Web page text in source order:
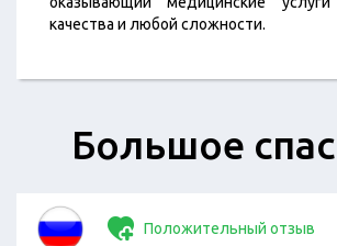
качества и любой сложности.
Большое
Положительный отзыв